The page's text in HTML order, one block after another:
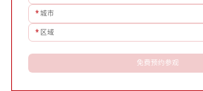
*城市
* 区域
免费预约参观